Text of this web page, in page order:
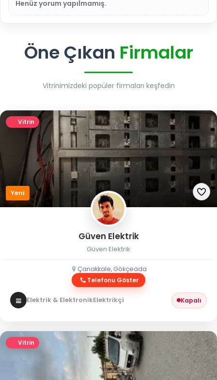
Henüz yorum yapılmamış.
Öne Çıkan Firmalar
Vitrinimizdeki popüler firmaları keşfedin
Vitrin
Yeni
Güven Elektrik
Güven Elektrik
Çanakkale, Gökçeada
Telefonu Göster
Elektrik & ElektronikElektrikçi Kapalı
Vitrin